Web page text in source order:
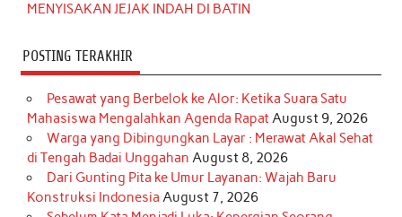
MENYISAKAN JEJAK INDAH DI BATIN
POSTING TERAKHIR
Pesawat yang Berbelok ke Alor: Ketika Suara Satu
Mahasiswa Mengalahkan Agenda RapatAugust 9, 2026
Warga yang Dibingungkan Layar : Merawat Akal Sehat
di Tengah Badai Unggahan August 8, 2026
Dari Gunting Pita ke Umur Layanan: Wajah Baru
Konstruksi Indonesia August 7, 2026